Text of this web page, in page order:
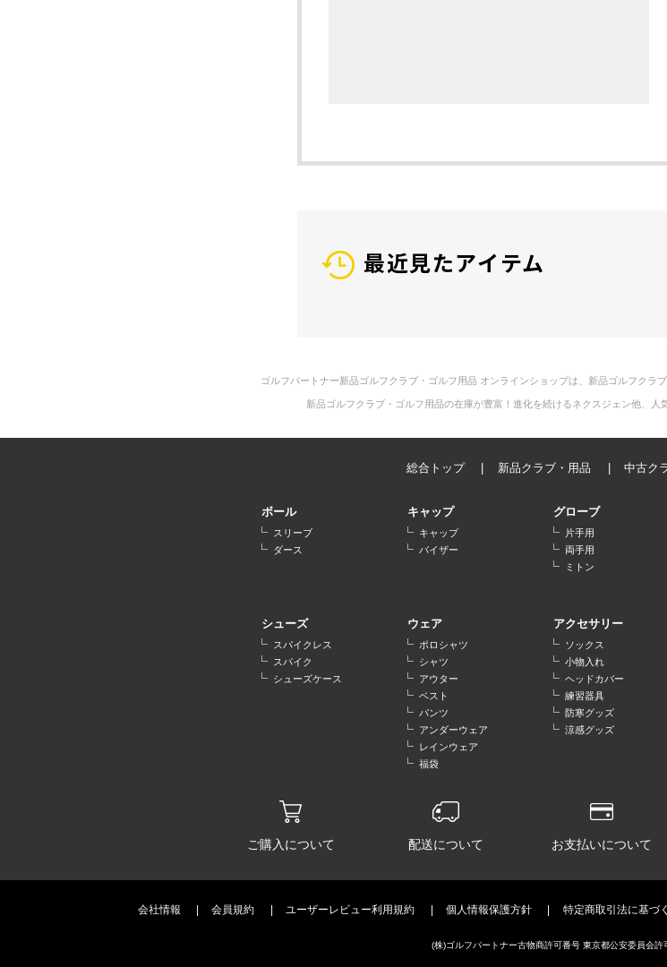
最近見たアイテム
ゴルフパートナー新品ゴルフクラブ・ゴルフ用品 オンラインショップは、新品ゴルフクラ
新品ゴルフクラブ・ゴルフ用品の在庫が豊富！進化を続けるネクスジェン他、
総合トップ 新品クラブ・用品 中古ク
ボール
スリーブ
ダース
キャップ
キャップ
バイザー
グローブ
片手用
両手用
ミトン
シューズ
スパイクレス
スパイク
シューズケース
ウェア
ポロシャツ
シャツ
アウター
ベスト
パンツ
アンダーウェア
レインウェア
福袋
アクセサリー
ソックス
小物入れ
ヘッドカバー
練習器具
防寒グッズ
涼感グッズ
ご購入について 配送について お支払いについて
会社情報 会員規約 ユーザーレビュー利用規約 個人情報保護方針 特定商取引法に基づ
(株)ゴルフパートナー古物商許可番号 東京都公安委員会